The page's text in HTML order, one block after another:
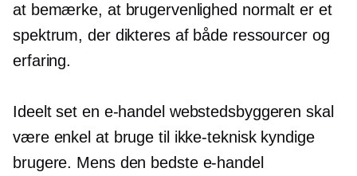
at bemærke, at brugervenlighed normalt er et
spektrum, der dikteres af både ressourcer og
erfaring.
Ideelt set en e-handel webstedsbyggeren skal
være enkel at bruge til ikke-teknisk kyndige
brugere. Mens den bedste e-handel